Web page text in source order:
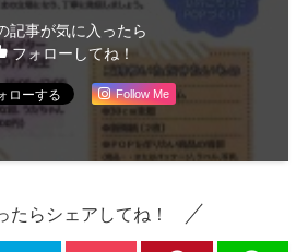
記事が気に入ったら
フォローしてね！
Follow Me
たらシェアしてね！